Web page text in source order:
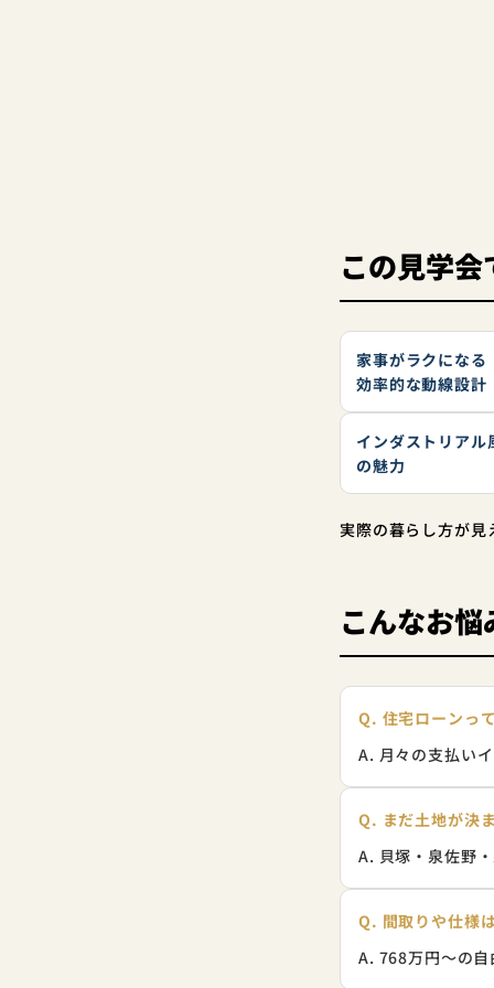
この見学
家事がラクになる
効率的な動線設計
インダストリアル
の魅力
実際の暮らし方が
こんなお
Q. 住宅ローンっ
A. 月々の支払い
Q. まだ土地が決
A. 貝塚・泉佐野
Q. 間取りや仕様
A. 768万円～の